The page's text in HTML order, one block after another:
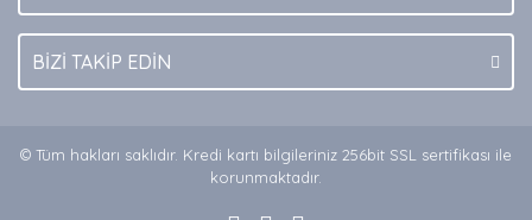
BİZİ TAKİP EDİN
© Tüm hakları saklıdır. Kredi kartı bilgileriniz 256bit SSL sertifikası ile
korunmaktadır.